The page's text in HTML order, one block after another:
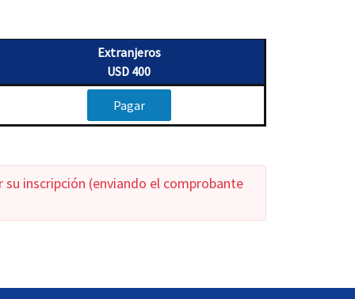
Extranjeros
USD 400
Pagar
inscripción (enviando el comprobante